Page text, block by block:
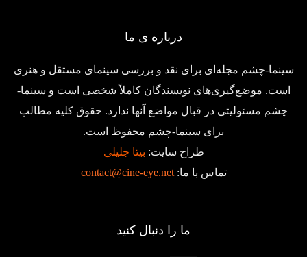
درباره ی ما
سینما-چشم مجله‌ای برای نقد و بررسی سینمای مستقل و هنری
است. موضع‌گیری‌های نویسندگان کاملاً شخصی است و سینما-
چشم مسئولیتی در قبال مواضع آنها ندارد. حقوق کلیه مطالب
برای سینما-چشم محفوظ است.
طراح سایت: بیتا جلیلی
تماس با ما:contact@cine-eye.net
ما را دنبال کنید